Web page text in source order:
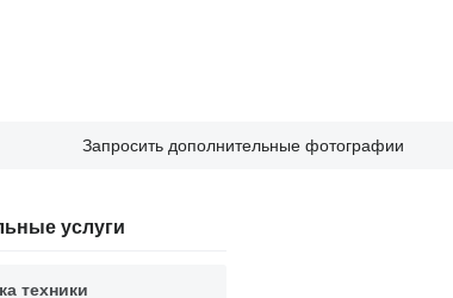
Запросить дополнительные фотографии
услуги
техники